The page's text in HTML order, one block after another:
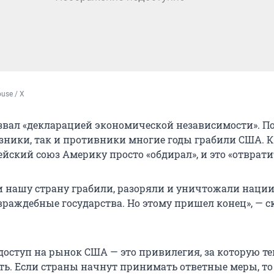
/ X
«декларацией экономической независимости».
так и противники многие годы грабили США. К
союз Америку просто «обдирал», и это
нашу страну грабили, разоряли и уничтожали
государства. Но этому пришел конец», —
на рынок США — это привилегия, за которую
Если страны начнут принимать ответные меры,